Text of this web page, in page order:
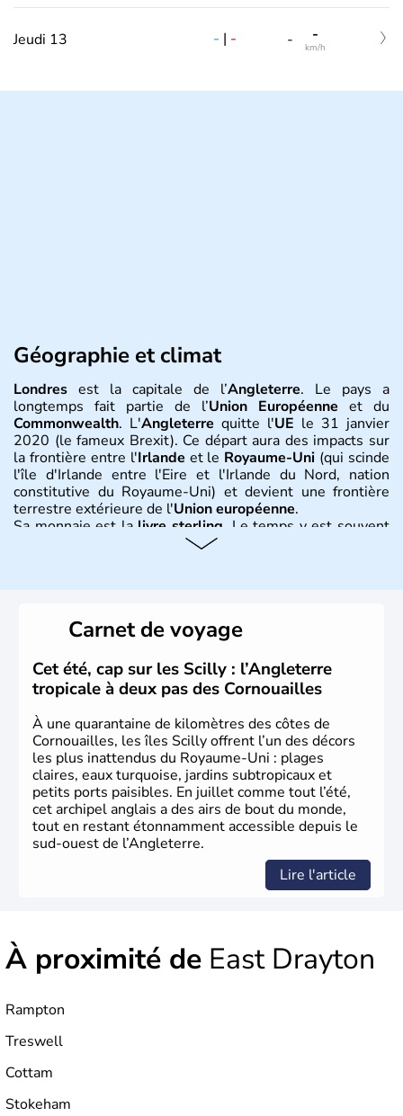
Jeudi 13 - | - - -
km/h
Géographie et climat
Londres est la capitale de l’Angleterre. Le pays a
longtemps fait partie de l’Union Européenne et du
Commonwealth. L'Angleterre quitte l'UE le 31 janvier
2020 (le fameux Brexit). Ce départ aura des impacts sur
la frontière entre l'Irlande et le Royaume-Uni (qui scinde
l'île d'Irlande entre l'Eire et l'Irlande du Nord, nation
constitutive du Royaume-Uni) et devient une frontière
terrestre extérieure de l'Union européenne.
Sa monnaie est lalivre sterling . Le temps y est souvent
instable avec de nombreuses précipitations : il s’agit d’un
Histoire et administration
L'Angleterre est l’une des quatre nations constitutives du
Royaume-Uni. Elle est peuplée de plus de 50 millions
d’habitants, les Anglais, et constitue à elle seule, près de
84% de la population de l’ensemble. Le pays s’est créé au
Xème siècle et tient son nom desAngles
germanique installé sur ces terres. Première démocratie
parlementaire au monde, elle doit son développement à
l’essor industriel du XIXème siècle.
Carnet de voyage
Cet été, cap sur les Scilly : l’Angleterre
tropicale à deux pas des Cornouailles
À une quarantaine de kilomètres des côtes de
Cornouailles, les îles Scilly offrent l’un des décors
les plus inattendus du Royaume-Uni : plages
claires, eaux turquoise, jardins subtropicaux et
petits ports paisibles. En juillet comme tout l’été,
cet archipel anglais a des airs de bout du monde,
tout en restant étonnamment accessible depuis le
sud-ouest de l’Angleterre.
Lire l'article
À proximité de East Drayton
Rampton
Treswell
Cottam
Stokeham